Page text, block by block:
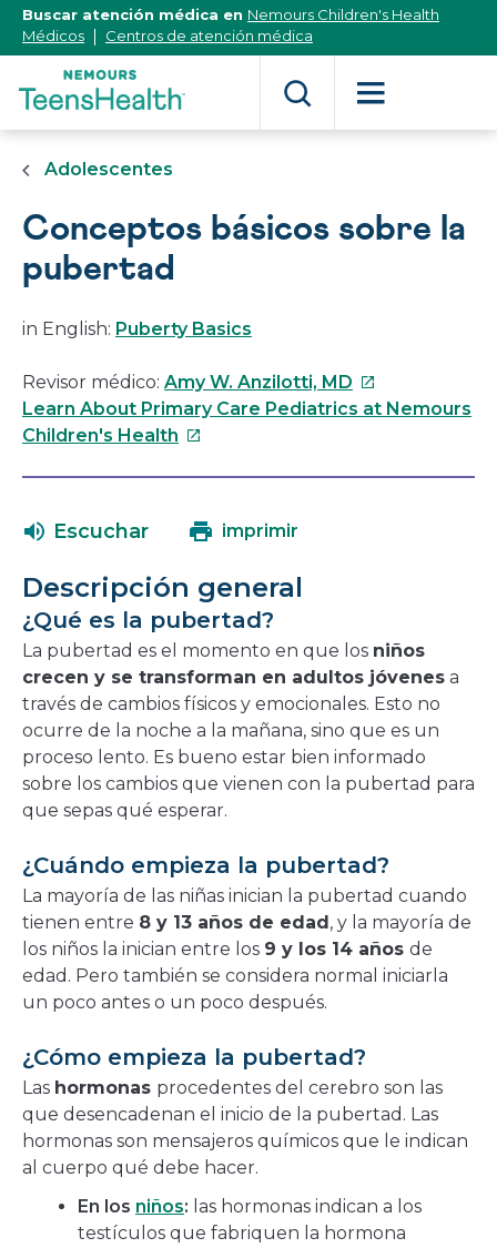
[Skip
Content]
Buscar atención médica en Nemours Children's Health
Médicos
Centros de atención médica
Adolescentes
Conceptos básicos sobre la
pubertad
in English: Puberty Basics
Revisor médico: Amy W. Anzilotti, MD Este
enlace
Learn About Primary Care Pediatrics at Nemours
Children's Health Este
en
nueva
ventana
Escuchar imprimir
Descripción general
¿Qué es la pubertad?
La pubertad es el momento en que los niños
crecen y se transforman en adultos jóvenes a
través de cambios físicos y emocionales. Esto no
ocurre de la noche a la mañana, sino que es un
proceso lento. Es bueno estar bien informado
sobre los cambios que vienen con la pubertad para
que sepas qué esperar.
¿Cuándo empieza la pubertad?
La mayoría de las niñas inician la pubertad cuando
tienen entre 8 y 13 años de edad , y la mayoría de
los niños la inician entre los 9 y los 14 años de
edad. Pero también se considera normal iniciarla
un poco antes o un poco después.
¿Cómo empieza la pubertad?
Las hormonas procedentes del cerebro son las
que desencadenan el inicio de la pubertad. Las
hormonas son mensajeros químicos que le indican
al cuerpo qué debe hacer.
En los niños: las hormonas indican a los
testículos que fabriquen la hormona